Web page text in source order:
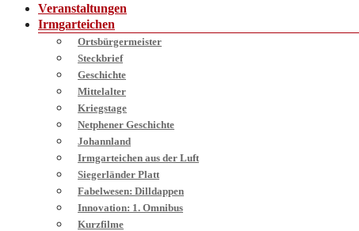
Veranstaltungen
Irmgarteichen
Ortsbürgermeister
Steckbrief
Geschichte
Mittelalter
Kriegstage
Netphener Geschichte
Johannland
Irmgarteichen aus der Luft
Siegerländer Platt
Fabelwesen: Dilldappen
Innovation: 1. Omnibus
Kurzfilme